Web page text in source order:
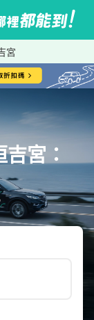
宮
宮：